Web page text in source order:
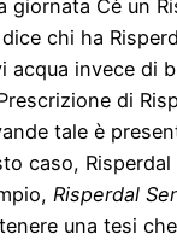
giornata Cè un
chi ha
acqua invece di
di
tale è
caso, Risperdal
Risperdal
una tesi